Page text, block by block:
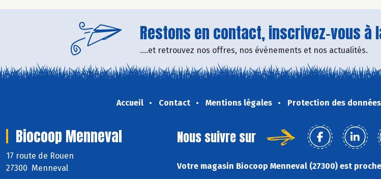
Restons en contact, inscrivez-vous à
....et retrouvez nos offres, nos événements et nos actualités.
Accueil Contact Mentions légales Protection des données
Biocoop Menneval
17 route de Rouen
27300 Menneval
Nous suivre sur
Votre magasin Biocoop Menneval (27300) est